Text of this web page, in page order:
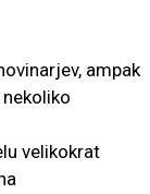
ampak
velikokrat